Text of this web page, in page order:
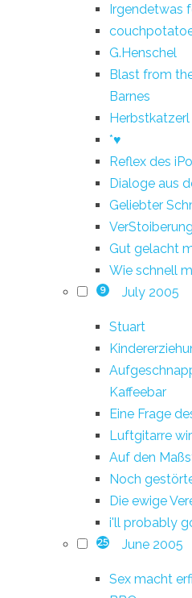
Irgendetwas
G.Henschel
Blast from
Barnes
*♥
Reflex des
Dialoge aus
Geliebter
Gut gelacht
Wie schnell
9 July 2005
Stuart
Kaffeebar
Eine Frage
Luftgitarre
Auf den
Noch
Die ewige
i'll probably
25 June 2005
Sex macht